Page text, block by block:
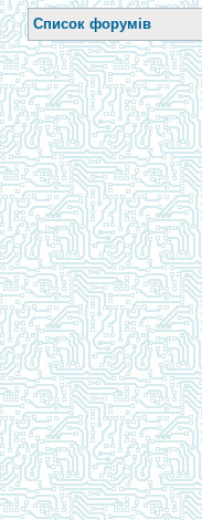
Список форумів